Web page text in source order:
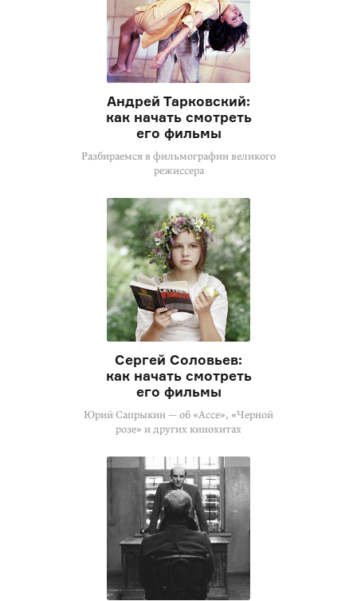
Андрей Тарковский:
как начать смотреть
его фильмы
Разбираемся в фильмографии великого
режиссера
Сергей Соловьев:
как начать смотреть
его фильмы
Юрий Сапрыкин — об «Ассе», «Черной
розе» и других кинохитах